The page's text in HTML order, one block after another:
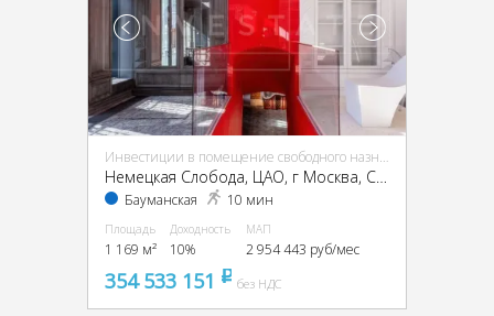
Инвестиции в помещение свободного назначения (ПСН)
Немецкая Слобода, ЦАО, г Москва, Спартаковская ул., 11, стр. 1
Бауманская 10 мин
Площадь
1 169 м²
Доходность
10%
МАП
2 954 443 руб/мес
354 533 151 pуббез НДС